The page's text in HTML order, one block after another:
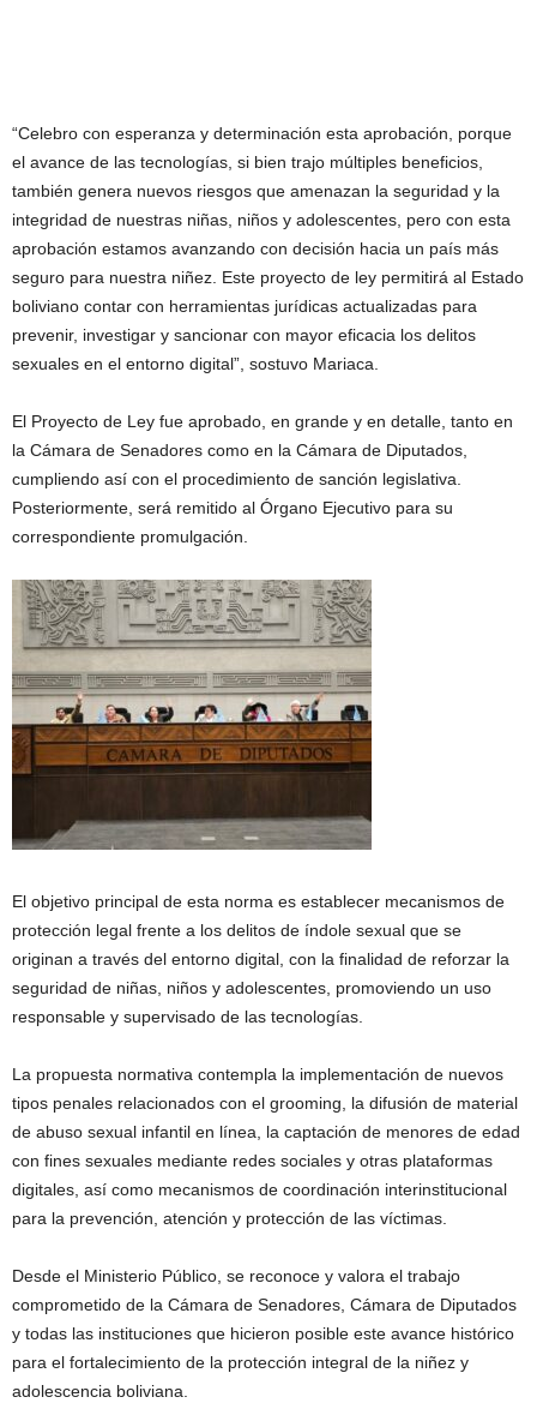
“Celebro con esperanza y determinación esta aprobación, porque
el avance de las tecnologías, si bien trajo múltiples beneficios,
también genera nuevos riesgos que amenazan la seguridad y la
integridad de nuestras niñas, niños y adolescentes, pero con esta
aprobación estamos avanzando con decisión hacia un país más
seguro para nuestra niñez. Este proyecto de ley permitirá al Estado
boliviano contar con herramientas jurídicas actualizadas para
prevenir, investigar y sancionar con mayor eficacia los delitos
sexuales en el entorno digital”, sostuvo Mariaca.
El Proyecto de Ley fue aprobado, en grande y en detalle, tanto en
la Cámara de Senadores como en la Cámara de Diputados,
cumpliendo así con el procedimiento de sanción legislativa.
Posteriormente, será remitido al Órgano Ejecutivo para su
correspondiente promulgación.
El objetivo principal de esta norma es establecer mecanismos de
protección legal frente a los delitos de índole sexual que se
originan a través del entorno digital, con la finalidad de reforzar la
seguridad de niñas, niños y adolescentes, promoviendo un uso
responsable y supervisado de las tecnologías.
La propuesta normativa contempla la implementación de nuevos
tipos penales relacionados con el grooming, la difusión de material
de abuso sexual infantil en línea, la captación de menores de edad
con fines sexuales mediante redes sociales y otras plataformas
digitales, así como mecanismos de coordinación interinstitucional
para la prevención, atención y protección de las víctimas.
Desde el Ministerio Público, se reconoce y valora el trabajo
comprometido de la Cámara de Senadores, Cámara de Diputados
y todas las instituciones que hicieron posible este avance histórico
para el fortalecimiento de la protección integral de la niñez y
adolescencia boliviana.